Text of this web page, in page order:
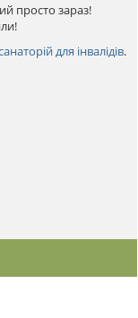
просто зараз!
для інвалідів.